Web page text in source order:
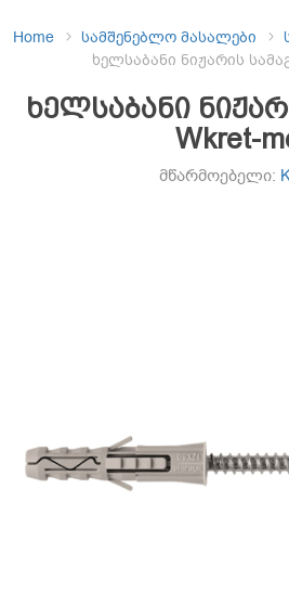
Home სამშენებლო მასალები
ხელსაბანი ნიჟარის
ხელსაბანი
Wkret-
მწარმოებელი: